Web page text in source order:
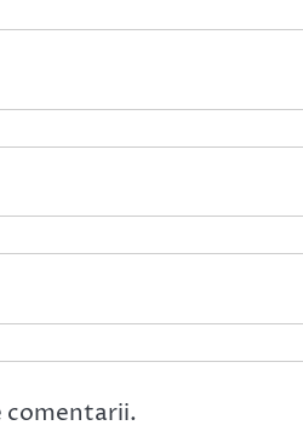
comentarii.